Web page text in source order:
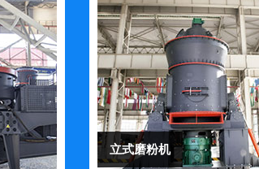
立式磨粉机